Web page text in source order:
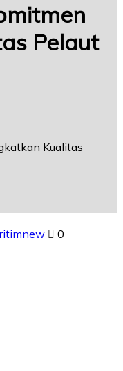
Pelaut
Kualitas
0